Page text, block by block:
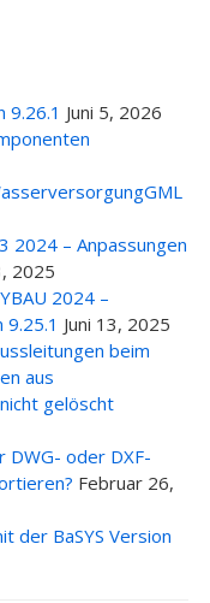
9.26.1 Juni 5, 2026
2024 – Anpassungen
2025
2024 –
9.25.1 Juni 13, 2025
beim
aus
gelöscht
DWG- oder DXF-
Februar 26,
der BaSYS Version